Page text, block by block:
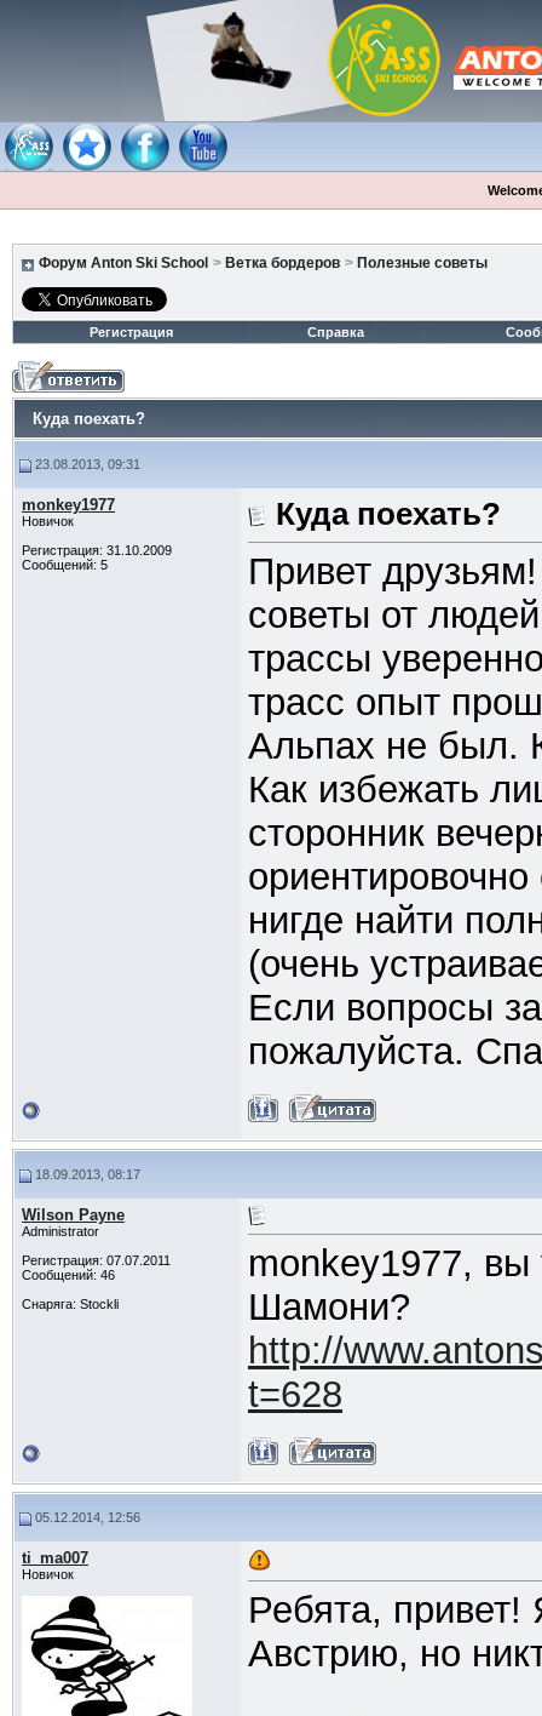
Форум Anton Ski School > Ветка бордеров > Полезные советы
Регистрация Справка
Куда поехать?
23.08.2013, 09:31
monkey1977
Новичок
Регистрация: 31.10.2009
Сообщений: 5
Куда поехать?
Привет
советы от
трассы
трасс опыт
Альпах не был.
Как избежать
сторонник
нигде найти
(очень
Если вопросы
пожалуйста.
18.09.2013, 08:17
Wilson Payne
Administrator
Регистрация: 07.07.2011
Сообщений: 46
Снаряга: Stockli
monkey1977, вы
Шамони?
http://
t=628
05.12.2014, 12:56
ti_ma007
Новичок
Ребята,
Австрию, но